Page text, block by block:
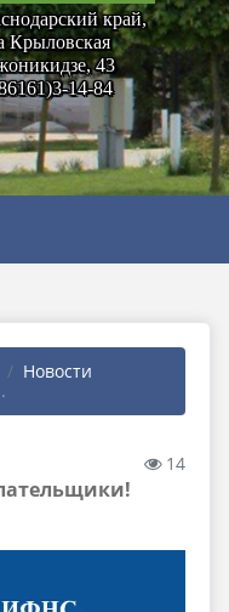
край,
Крыловская
43
14-84
Новости
14